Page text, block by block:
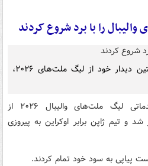
را با برد شروع کردند
تیم ملی والیبال ژاپن در نخستین دیدار خود از لیگ ملت‌های ۲۰۲۶،
مرحله مقدماتی لیگ ملت‌های والیبال ۲۰۲۶ از
۲۰ خرداد) آغاز شد و تیم ژاپن برابر اوکراین به پیروزی
پیاپی به سود خود تمام کردند.